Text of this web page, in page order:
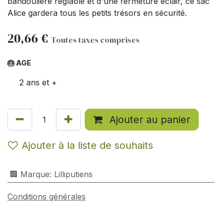
Alice gardera tous les petits trésors en sécurité.
20,66 € Toutes taxes comprises
🎂 AGE
2 ans et +
Ajouter au panier
Ajouter à la liste de souhaits
🏢 Marque: Lilliputiens
Conditions générales